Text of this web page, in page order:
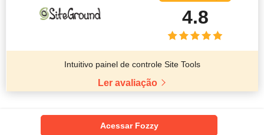
4.8
Intuitivo painel de controle Site Tools
Ler avaliação
Acessar Fozzy